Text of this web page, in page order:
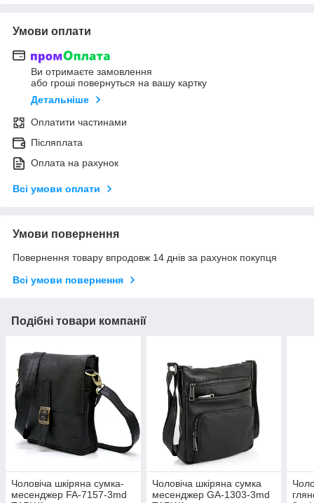
Умови оплати
Ви отримаєте замовлення
або гроші повернуться на вашу картку
Детальніше
Оплатити частинами
Післяплата
Оплата на рахунок
Всі умови оплати
Умови повернення
Повернення товару впродовж 14 днів за рахунок покупця
Всі умови повернення
Подібні товари компанії
Чоловіча шкіряна сумка-
месенджер FA-7157-3md
Чоловіча шкіряна сумка
месенджер GA-1303-3md